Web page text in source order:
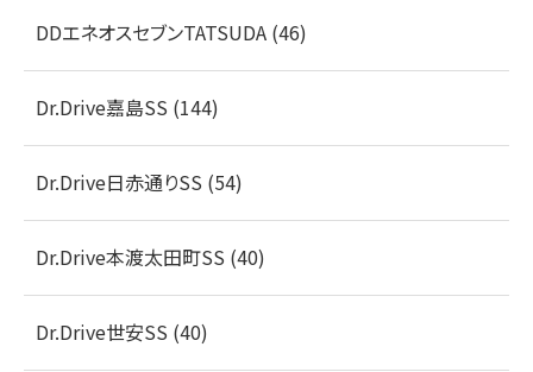
DDエネオスセブンTATSUDA (46)
Dr.Drive嘉島SS (144)
Dr.Drive日赤通りSS (54)
Dr.Drive本渡太田町SS (40)
Dr.Drive世安SS (40)